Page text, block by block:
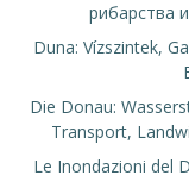
рибарства
Duna: Vízszintek,
Die Donau:
Transport,
Le Inondazioni del